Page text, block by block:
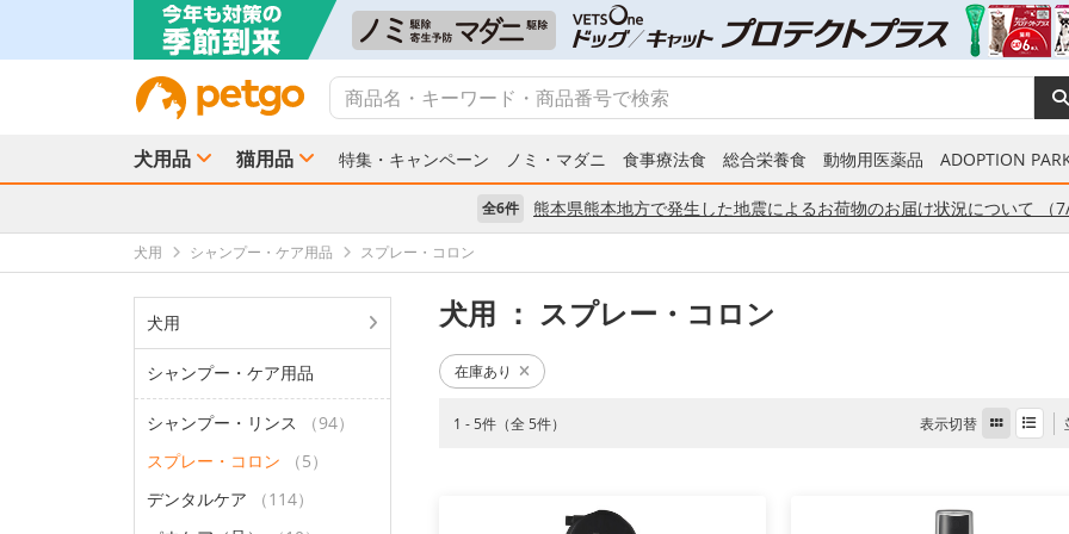
犬用品 猫用品 特集・キャンペーン ノミ・マダニ 食事療法食 総合栄養食 動物用医薬品 ADOPTION
全6件 熊本県熊本地方で発生した地震によるお荷物のお届け状況について （
犬用 シャンプー・ケア用品 スプレー・コロン
犬用
シャンプー・ケア用品
シャンプー・リンス
（94）
スプレー・コロン
（5）
デンタルケア
（114）
犬用 ： スプレー・コロン
在庫あり
1 - 5件（全 5件） 表示切替